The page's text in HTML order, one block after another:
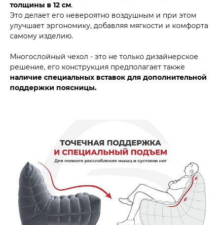
толщины в 12 см.
Это делает его невероятно воздушным и при этом
улучшает эргономику, добавляя мягкости и комфорта
самому изделию.
Многослойный чехол - это не только дизайнерское
решение, его конструкция предполагает также
наличие специальных вставок для дополнительной
поддержки поясницы.